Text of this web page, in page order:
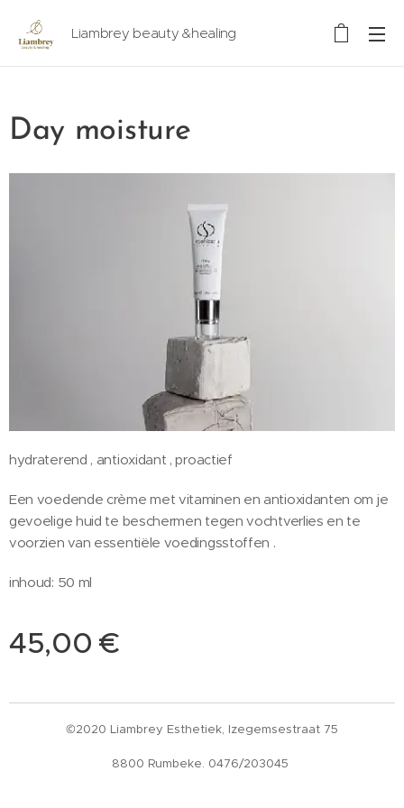
Liambrey beauty &healing
Day moisture
hydraterend , antioxidant , proactief
Een voedende crème met vitaminen en antioxidanten om je
gevoelige huid te beschermen tegen vochtverlies en te
voorzien van essentiële voedingsstoffen .
inhoud: 50 ml
45,00 €
©2020 Liambrey Esthetiek, Izegemsestraat 75
8800 Rumbeke. 0476/203045